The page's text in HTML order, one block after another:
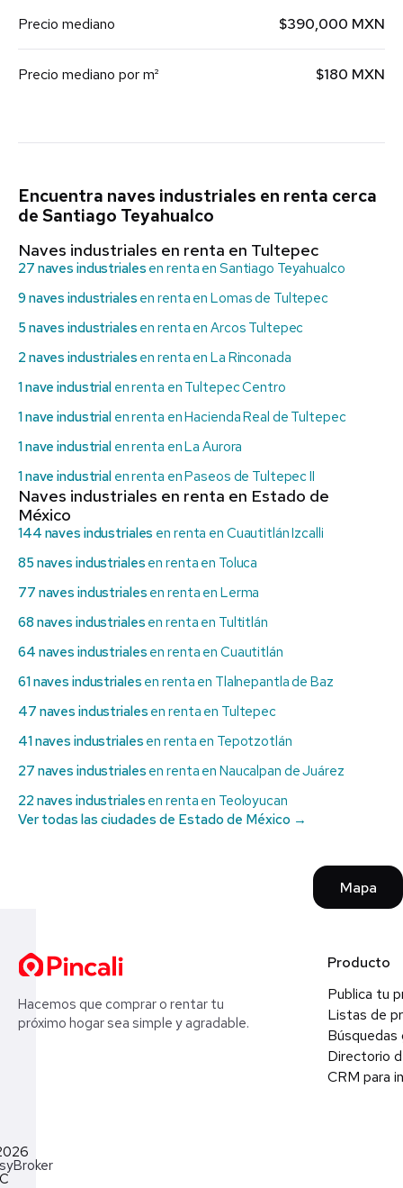
Precio mediano $390,000 MXN
Precio mediano por m² $180 MXN
Encuentra naves industriales en renta cerca
de Santiago Teyahualco
Naves industriales en renta en Tultepec
27 naves industriales en renta en Santiago Teyahualco
9 naves industriales en renta en Lomas de Tultepec
5 naves industriales en renta en Arcos Tultepec
2 naves industriales en renta en La Rinconada
1 nave industrialen renta en Tultepec Centro
1 nave industrialen renta en Hacienda Real de Tultepec
1 nave industrialen renta en La Aurora
1 nave industrialen renta en Paseos de Tultepec II
Naves industriales en renta en Estado de
México
144 naves industriales en renta en Cuautitlán Izcalli
85 naves industriales en renta en Toluca
77 naves industriales en renta en Lerma
68 naves industriales en renta en Tultitlán
64 naves industriales en renta en Cuautitlán
61 naves industriales en renta en Tlalnepantla de Baz
47 naves industriales en renta en Tultepec
41 naves industriales en renta en Tepotzotlán
27 naves industriales en renta en Naucalpan de Juárez
22 naves industriales en renta en Teoloyucan
Ver todas las ciudades de Estado de México →
Mapa
Hacemos que comprar o rentar tu
próximo hogar sea simple y agradable.
Producto
Publica tu
Listas de
Búsquedas
Directorio
CRM para